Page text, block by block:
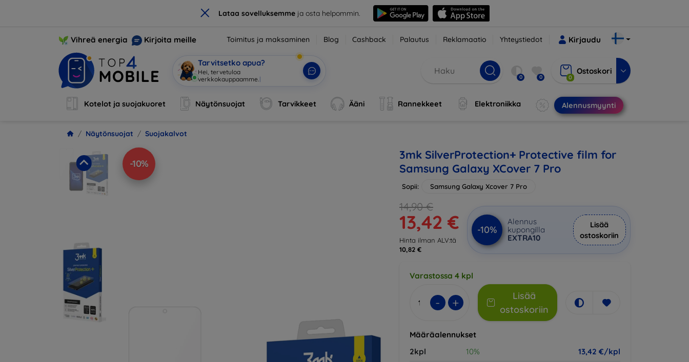
× Lataa sovelluksemmeja osta helpommin.
Vihreä energia Kirjoita meille Toimitus ja maksaminen Blog Cashback Palautus Reklamaatio Yhteystiedot Kirjaudu
Tarvitsetko apua?
Hei, tervetuloa verkkoka 0 0 0
Ostoskori
Kotelot ja suojakuoret Näytönsuojat Tarvikkeet Ääni Rannekkeet Elektroniikka Alennusmyynti
Näytönsuojat Suojakalvot
-10%
3mk SilverProtection+ Protective film for
Samsung Galaxy XCover 7 Pro
Sopii: Samsung Galaxy Xcover 7 Pro
14,90 €
13,42 €
Hinta ilman ALV:tä
10,82 €
-10%
Alennus
kupongilla
EXTRA10
Lisää
ostoskoriin
Varastossa 4 kpl
- +
Lisää
ostoskoriin
Määräalennukset
2kpl
10%
13,42 €/kpl